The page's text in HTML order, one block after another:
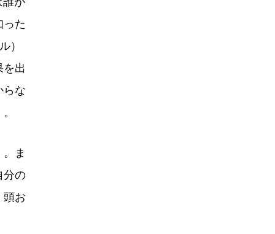
った
）
を出
らな
ま
分の
頭お